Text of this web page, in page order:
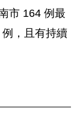
市 164 例最
，且有持續